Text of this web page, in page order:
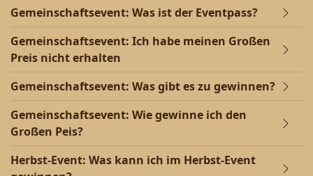
Gemeinschaftsevent: Was ist der Eventpass?
Gemeinschaftsevent: Ich habe meinen Großen
Preis nicht erhalten
Gemeinschaftsevent: Was gibt es zu gewinnen?
Gemeinschaftsevent: Wie gewinne ich den
Großen Peis?
Herbst-Event: Was kann ich im Herbst-Event